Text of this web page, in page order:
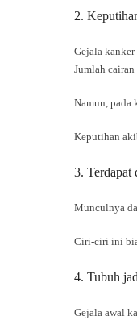
2.
Gejala
Jumlah
Namun, pada
Keputihan
3. Terdapat
Munculnya
Ciri-ciri ini
4. Tubuh
Gejala awal